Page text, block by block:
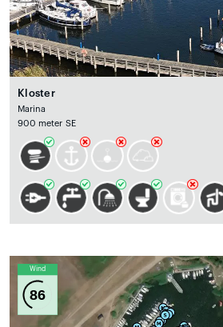
Kloster
Marina
900 meter SE
Wind
86